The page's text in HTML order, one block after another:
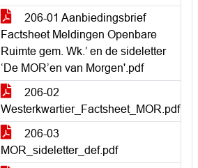
206-01 Aanbiedingsbrief
Factsheet Meldingen Openbare
Ruimte gem. Wk.’ en de sideletter
‘De MOR’en van Morgen'.pdf
206-02
Westerkwartier_Factsheet_MOR.pdf
206-03
MOR_sideletter_def.pdf